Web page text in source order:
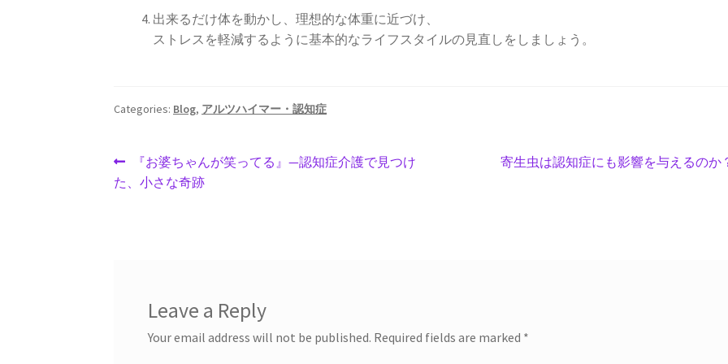
出来るだけ体を動かし、理想的な体重に近づけ、
ストレスを軽減するように基本的なライフスタイルの見直しをしましょう。
Categories: Blog, アルツハイマー・認知症
Post
navigation
Previous
post:
『お婆ちゃんが笑ってる』—認知症介護で見つけ
た、小さな奇跡
Next
寄生虫は認知症にも影響を与えるのか
Leave a Reply
Your email address will not be published. Required fields are marked *